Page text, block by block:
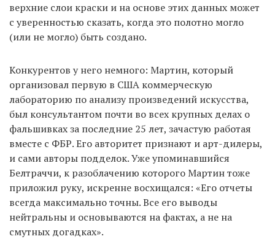
верхние слои краски и на основе этих данных может
с уверенностью сказать, когда это полотно могло
(или не могло) быть создано.
Конкурентов у него немного: Мартин, который
организовал первую в США коммерческую
лабораторию по анализу произведений искусства,
был консультантом почти во всех крупных делах о
фальшивках за последние 25 лет, зачастую работая
вместе с ФБР. Его авторитет признают и арт-дилеры,
и сами авторы подделок. Уже упоминавшийся
Белтраччи, к разоблачению которого Мартин тоже
приложил руку, искренне восхищался: «Его отчеты
всегда максимально точны. Все его выводы
нейтральны и основываются на фактах, а не на
смутных догадках».